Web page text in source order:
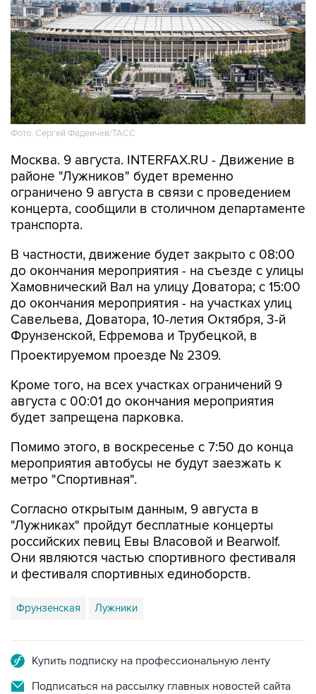
Фото: Сергей Фадеичев/ТАСС
Москва. 9 августа. INTERFAX.RU - Движение в
районе "Лужников" будет временно
ограничено 9 августа в связи с проведением
концерта, сообщили в столичном департаменте
транспорта.
В частности, движение будет закрыто с 08:00
до окончания мероприятия - на съезде с улицы
Хамовнический Вал на улицу Доватора; с 15:00
до окончания мероприятия - на участках улиц
Савельева, Доватора, 10-летия Октября, 3-й
Фрунзенской, Ефремова и Трубецкой, в
Проектируемом проезде № 2309.
Кроме того, на всех участках ограничений 9
августа с 00:01 до окончания мероприятия
будет запрещена парковка.
Помимо этого, в воскресенье с 7:50 до конца
мероприятия автобусы не будут заезжать к
метро "Спортивная".
Согласно открытым данным, 9 августа в
"Лужниках" пройдут бесплатные концерты
российских певиц Евы Власовой и Bearwolf.
Они являются частью спортивного фестиваля
и фестиваля спортивных единоборств.
Фрунзенская Лужники
Купить подписку на профессиональную ленту
Подписаться на рассылку главных новостей сайта